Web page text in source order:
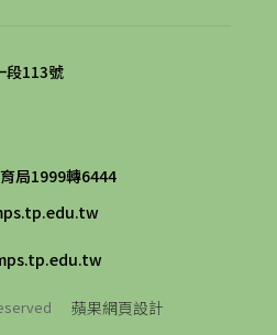
段113號
局1999轉6444
蘋果網頁設計